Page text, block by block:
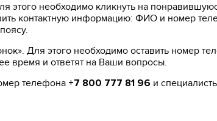
этого необходимо кликнуть на
контактную информацию: ФИО и номер
Для этого необходимо оставить номер
время и ответят на Ваши вопросы.
телефона +7 800 777 81 96 и